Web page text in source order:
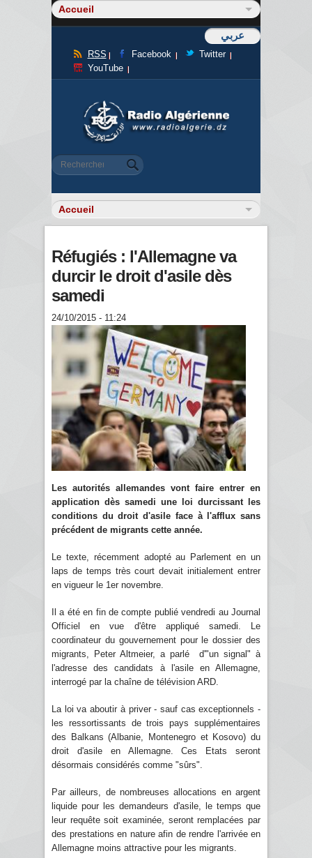
عربي
RSS Facebook
Twitter
YouTube
Formulaire de recherche
Rechercher
Réfugiés : l'Allemagne va
durcir le droit d'asile dès
samedi
24/10/2015 - 11:24
Les autorités allemandes vont faire entrer en
application dès samedi une loi durcissant les
conditions du droit d'asile face à l'afflux sans
précédent de migrants cette année.
Le texte, récemment adopté au Parlement en un
laps de temps très court devait initialement entrer
en vigueur le 1er novembre.
Il a été en fin de compte publié vendredi au Journal
Officiel en vue d'être appliqué samedi. Le
coordinateur du gouvernement pour le dossier des
migrants, Peter Altmeier, a parlé d'"un signal" à
l'adresse des candidats à l'asile en Allemagne,
interrogé par la chaîne de télévision ARD.
La loi va aboutir à priver - sauf cas exceptionnels -
les ressortissants de trois pays supplémentaires
des Balkans (Albanie, Montenegro et Kosovo) du
droit d'asile en Allemagne. Ces Etats seront
désormais considérés comme "sûrs".
Par ailleurs, de nombreuses allocations en argent
liquide pour les demandeurs d'asile, le temps que
leur requête soit examinée, seront remplacées par
des prestations en nature afin de rendre l'arrivée en
Allemagne moins attractive pour les migrants.